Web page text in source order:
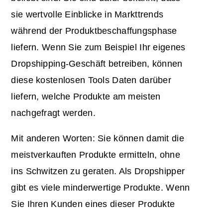
sie wertvolle Einblicke in Markttrends
während der Produktbeschaffungsphase
liefern. Wenn Sie zum Beispiel Ihr eigenes
Dropshipping-Geschäft betreiben, können
diese kostenlosen Tools Daten darüber
liefern, welche Produkte am meisten
nachgefragt werden.
Mit anderen Worten: Sie können damit die
meistverkauften Produkte ermitteln, ohne
ins Schwitzen zu geraten. Als Dropshipper
gibt es viele minderwertige Produkte. Wenn
Sie Ihren Kunden eines dieser Produkte